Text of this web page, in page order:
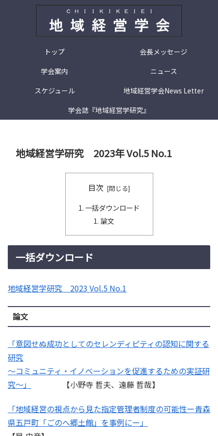
トップ
会長メッセージ
学会案内
ニュース
スケジュール
地域経営学会News Letter
学会誌『地域経営学研究』
地域経営学研究 2023年 Vol.5 No.1
目次
一括ダウンロード
論文
一括ダウンロード
地域経営学研究 2023 Vol.5 No.1
論文
「意図せぬ成功としてのセレンディピティの認知に関する
研究
～コミュニティ・イノベーションを促進するための実証研
究～」
【小野寺 哲夫、遠藤 哲哉】
「地域経営の視点から見た指定管理者制度の可能性ー青森
県五戸町「ごのへ郷土館」を事例にー」